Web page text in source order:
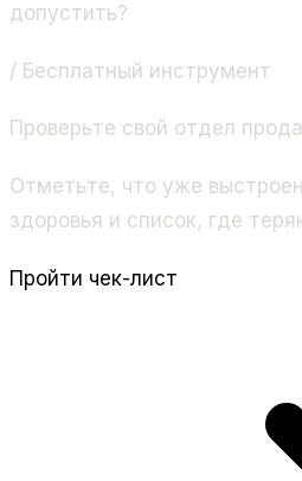
допустить?
/ Бесплатный инструмент
Проверьте свой отдел
Отметьте, что уже
здоровья и список, где
Пройти чек-лист